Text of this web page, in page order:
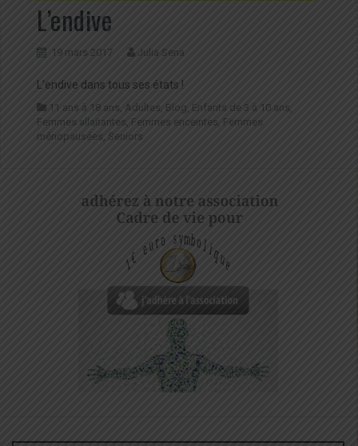
L’endive
19 mars 2017 Julia Sena
L’endive dans tous ses états !
11 ans à 18 ans, Adultes, Blog Enfants de 3 à 10 ans
Femmes allaitantes, Femmes enceintes, Femmes
ménopausées, Seniors